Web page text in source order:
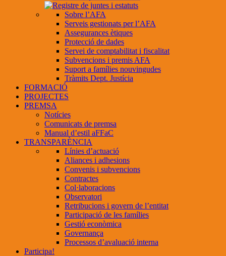
Sobre l’AFA
Serveis gestionats per l’AFA
Assegurances ètiques
Protecció de dades
Servei de comptabilitat i fiscalitat
Subvencions i premis AFA
Suport a famílies nouvingudes
Tràmits Dept. Justícia
FORMACIÓ
PROJECTES
PREMSA
Notícies
Comunicats de premsa
Manual d’estil aFFaC
TRANSPARÈNCIA
Línies d’actuació
Aliances i adhesions
Convenis i subvencions
Contractes
Col·laboracions
Observatori
Retribucions i govern de l’entitat
Participació de les famílies
Gestió econòmica
Governança
Processos d’avaluació interna
Participa!